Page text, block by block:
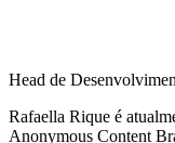
Head de
Rafaella Rique é
Anonymous Content